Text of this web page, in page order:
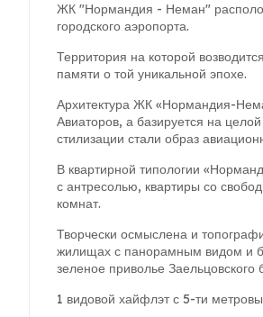
ЖК "Нормандия - Неман"
городского аэропорта.
Территория на которой
памяти о той уникальной эпохе.
Архитектура ЖК «Нормандия-
Авиаторов, а базируется на
стилизации стали образ
В квартирной типологии
с антресолью, квартиры со
комнат.
Творчески осмыслена и
жилищах с панорамным видом и
зеленое приволье
1 видовой хайфлэт с 5-ти